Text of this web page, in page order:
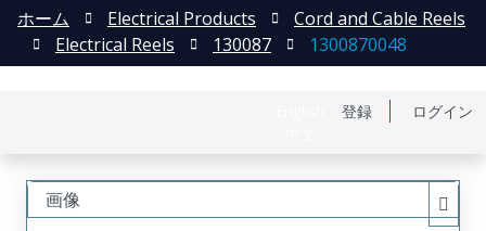
登録 ログイン
ホーム Electrical Products
Cord and Cable Reels
Electrical Reels
130087 1300870048
画像